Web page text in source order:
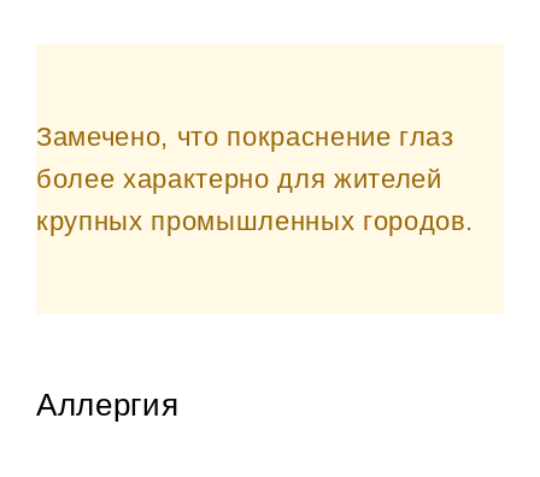
Замечено, что покраснение глаз
более характерно для жителей
крупных промышленных городов.
Аллергия